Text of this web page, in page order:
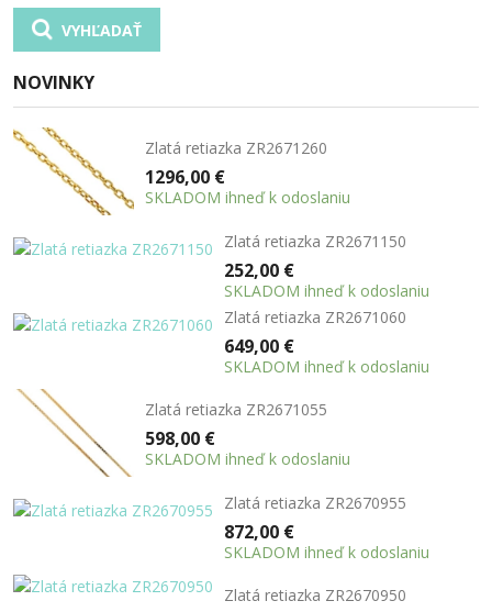
VYHĽADAŤ
NOVINKY
Zlatá retiazka ZR2671260
1296,00 €
SKLADOM ihneď k odoslaniu
Zlatá retiazka ZR2671150
252,00 €
SKLADOM ihneď k odoslaniu
Zlatá retiazka ZR2671060
649,00 €
SKLADOM ihneď k odoslaniu
Zlatá retiazka ZR2671055
598,00 €
SKLADOM ihneď k odoslaniu
Zlatá retiazka ZR2670955
872,00 €
SKLADOM ihneď k odoslaniu
Zlatá retiazka ZR2670950